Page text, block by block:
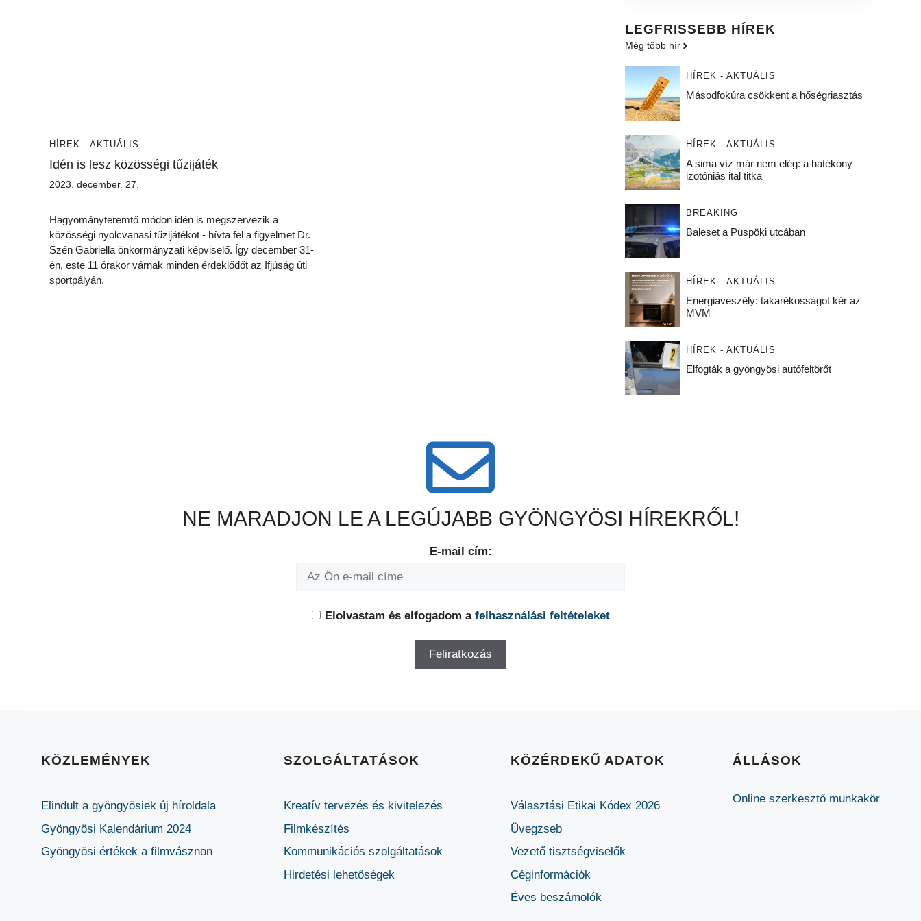
HÍREK - AKTUÁLIS
Idén is lesz közösségi tűzijáték
2023. december. 27.
Hagyományteremtő módon idén is megszervezik a
közösségi nyolcvanasi tűzijátékot - hívta fel a figyelmet Dr.
Szén Gabriella önkormányzati képviselő. Így december 31-
én, este 11 órakor várnak minden érdeklődőt az Ifjúság úti
sportpályán.
LEGFRISSEBB HÍREK
Még több hír
HÍREK - AKTUÁLIS
Másodfokúra csökkent a hőségriasztás
HÍREK - AKTUÁLIS
A sima víz már nem elég: a hatékony
izotóniás ital titka
BREAKING
Baleset a Püspöki utcában
HÍREK - AKTUÁLIS
Energiaveszély: takarékosságot kér az
MVM
HÍREK - AKTUÁLIS
Elfogták a gyöngyösi autófeltörőt
NE MARADJON LE A LEGÚJABB GYÖNGYÖSI HÍREKRŐL!
E-mail cím:
Elolvastam és elfogadom a felhasználási feltételeket
KÖZLEMÉNYEK
Elindult a gyöngyösiek új híroldala
Gyöngyösi Kalendárium 2024
Gyöngyösi értékek a filmvásznon
SZOLGÁLTATÁSOK
Kreatív tervezés és kivitelezés
Filmkészítés
Kommunikációs szolgáltatások
Hirdetési lehetőségek
KÖZÉRDEKŰ ADATOK
Választási Etikai Kódex 2026
Üvegzseb
Vezető tisztségviselők
Céginformációk
Éves beszámolók
ÁLLÁSOK
Online szerkesztő munkakör